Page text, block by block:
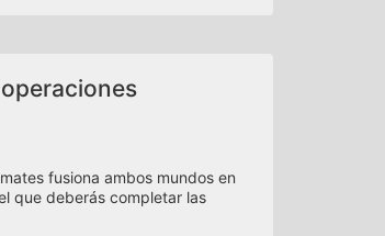
fusiona ambos mundos en
que deberás completar las